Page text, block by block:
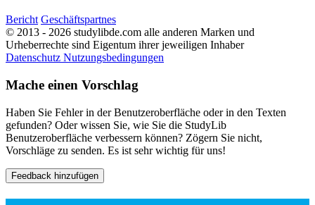
Bericht Geschäftspartnes
© 2013 - 2026 studylibde.com alle anderen Marken und
Urheberrechte sind Eigentum ihrer jeweiligen Inhaber
Datenschutz Nutzungsbedingungen
Mache einen Vorschlag
Haben Sie Fehler in der Benutzeroberfläche oder in den Texten
gefunden? Oder wissen Sie, wie Sie die StudyLib
Benutzeroberfläche verbessern können? Zögern Sie nicht,
Vorschläge zu senden. Es ist sehr wichtig für uns!
Feedback hinzufügen